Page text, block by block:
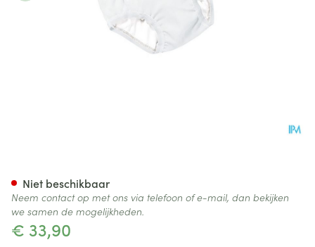
€ 33,90
Niet beschikbaar
Neem contact op met ons via telefoon of e-mail, dan bekijken
we samen de mogelijkheden.